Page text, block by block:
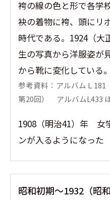
袴の線の色と形で各学
袂の着物に袴、頭にリ
時代である。1924（大
生の写真から洋服姿が
から靴に変化している。
参考資料：アルバムＬ181
第20回） アルバムL433
1908（明治41）年 女
ンが入るようになった
昭和初期〜1932（昭